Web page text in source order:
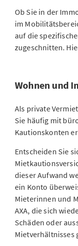
Ob Sie in der
im
auf die
zugeschnitten.
Wohnen und
Als private
Sie häufig mit
Kautionskonten
Entscheiden Sie
dieser Aufwand
ein Konto
Mieterinnen und
AXA, die sich
Schäden oder
Mietverhältnisses